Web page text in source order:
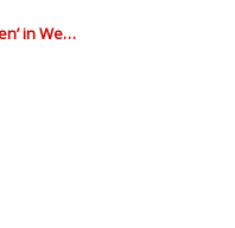
in We…